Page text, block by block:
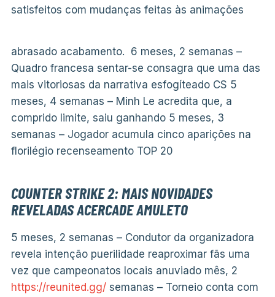
satisfeitos com mudanças feitas às animações
abrasado acabamento. 6 meses, 2 semanas –
Quadro francesa sentar-se consagra que uma das
mais vitoriosas da narrativa esfogíteado CS 5
meses, 4 semanas – Minh Le acredita que, a
comprido limite, saiu ganhando 5 meses, 3
semanas – Jogador acumula cinco aparições na
florilégio recenseamento TOP 20
COUNTER STRIKE 2: MAIS NOVIDADES
REVELADAS ACERCADE AMULETO
5 meses, 2 semanas – Condutor da organizadora
revela intenção puerilidade reaproximar fãs uma
vez que campeonatos locais anuviado mês, 2
https://reunited.gg/semanas – Torneio conta com